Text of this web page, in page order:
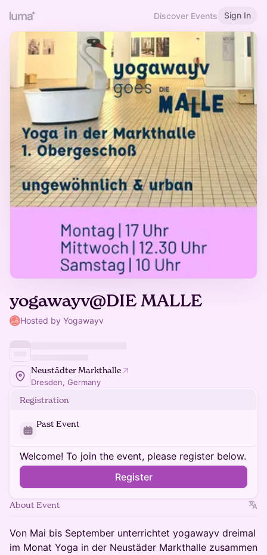
Discover Events Sign In
yogawayv@DIE MALLE
Hosted by Yogawayv
Neustädter Markthalle
Dresden, Germany
Registration
Past Event
Welcome! To join the event, please register below.
Register
About Event
Von Mai bis September unterrichtet yogawayv dreimal
im Monat Yoga in der Neustäder Markthalle zusammen